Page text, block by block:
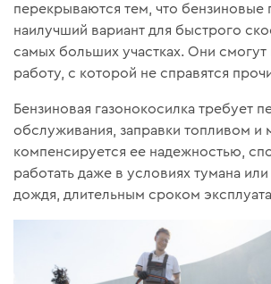
перекрываются тем, что бензиновые
наилучший вариант для быстрого
самых больших участках. Они смогут
работу, с которой не справятся
Бензиновая газонокосилка требует
обслуживания, заправки топливом и
компенсируется ее надежностью,
работать даже в условиях тумана
дождя, длительным сроком